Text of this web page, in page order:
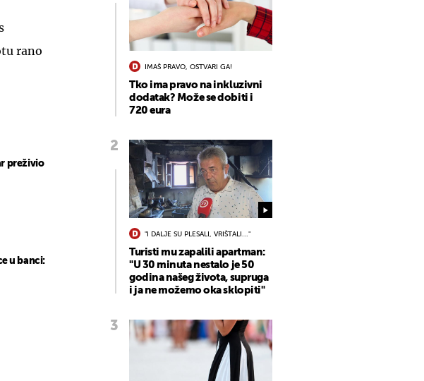
rano
preživio
u banci:
IMAŠ PRAVO, OSTVARI GA!
Tko ima pravo na inkluzivni
dodatak? Može se dobiti i
720 eura
"I DALJE SU PLESALI, VRIŠTALI..."
Turisti mu zapalili apartman:
"U 30 minuta nestalo je 50
godina našeg života, supruga
i ja ne možemo oka sklopiti"